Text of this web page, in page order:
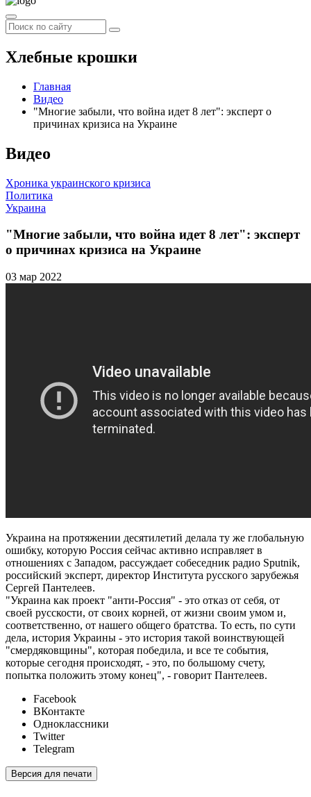
Хлебные крошки
Главная
Видео
"Многие забыли, что война идет 8 лет": эксперт о
причинах кризиса на Украине
Видео
Хроника украинского кризиса
Политика
Украина
"Многие забыли, что война идет 8 лет": эксперт
о причинах кризиса на Украине
03 мар 2022
Украина на протяжении десятилетий делала ту же глобальную
ошибку, которую Россия сейчас активно исправляет в
отношениях с Западом, рассуждает собеседник радио Sputnik,
российский эксперт, директор Института русского зарубежья
Сергей Пантелеев.
"Украина как проект "анти-Россия" - это отказ от себя, от
своей русскости, от своих корней, от жизни своим умом и,
соответственно, от нашего общего братства. То есть, по сути
дела, история Украины - это история такой воинствующей
"смердяковщины", которая победила, и все те события,
которые сегодня происходят, - это, по большому счету,
попытка положить этому конец", - говорит Пантелеев.
Facebook
ВКонтакте
Одноклассники
Twitter
Telegram
Версия для печати